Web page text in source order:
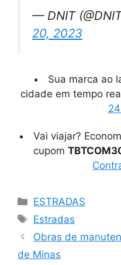
— DNIT
20, 2023
Sua marca ao
cidade em tempo
Vai viajar?
cupom
Categorias
ESTRADAS
Tags
Estradas
Obras de
de Minas